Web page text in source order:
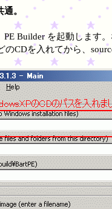
。
PE Builder を起動します
のCDを入れてから、